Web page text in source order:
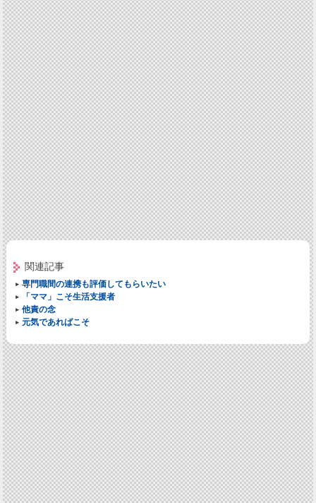
関連記事
専門職間の連携も評価してもらいたい
「ママ」こそ生活支援者
他責の念
元気であればこそ